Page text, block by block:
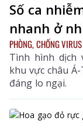
Số ca
nhanh ở
PHÒNG, CHỐNG
Tình hình dịch
khu vực châu
đáng lo ngại.